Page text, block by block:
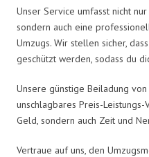
Unser Service umfasst nicht
sondern auch eine
Umzugs. Wir stellen sicher,
geschützt werden, sodass du
Unsere günstige Beiladung
unschlagbares Preis-
Geld, sondern auch Zeit und
Vertraue auf uns, den